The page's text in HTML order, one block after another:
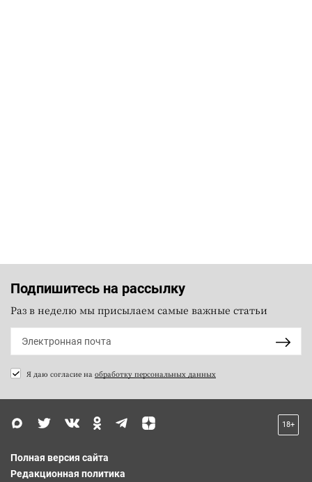
Подпишитесь на рассылку
Раз в неделю мы присылаем самые важные статьи
Я даю согласие на обработку персональных данных
18+
Полная версия сайта
Редакционная политика